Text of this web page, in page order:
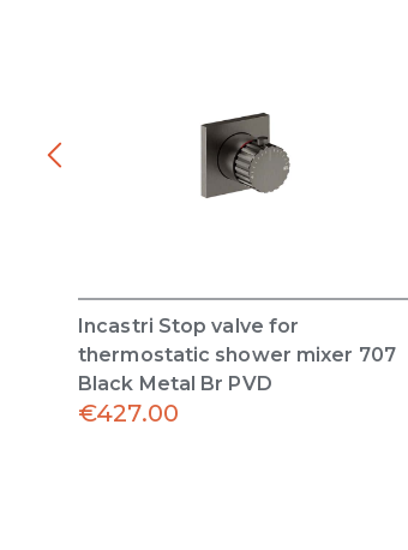
Incastri Stop valve for
thermostatic shower mixer 707
Black Metal Br PVD
€427.00